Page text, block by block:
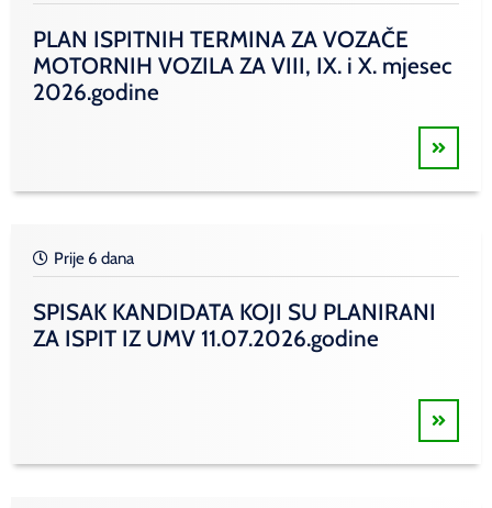
PLAN ISPITNIH TERMINA ZA VOZAČE
MOTORNIH VOZILA ZA VIII, IX. i X. mjesec
2026.godine
Prije 6 dana
SPISAK KANDIDATA KOJI SU PLANIRANI
ZA ISPIT IZ UMV 11.07.2026.godine